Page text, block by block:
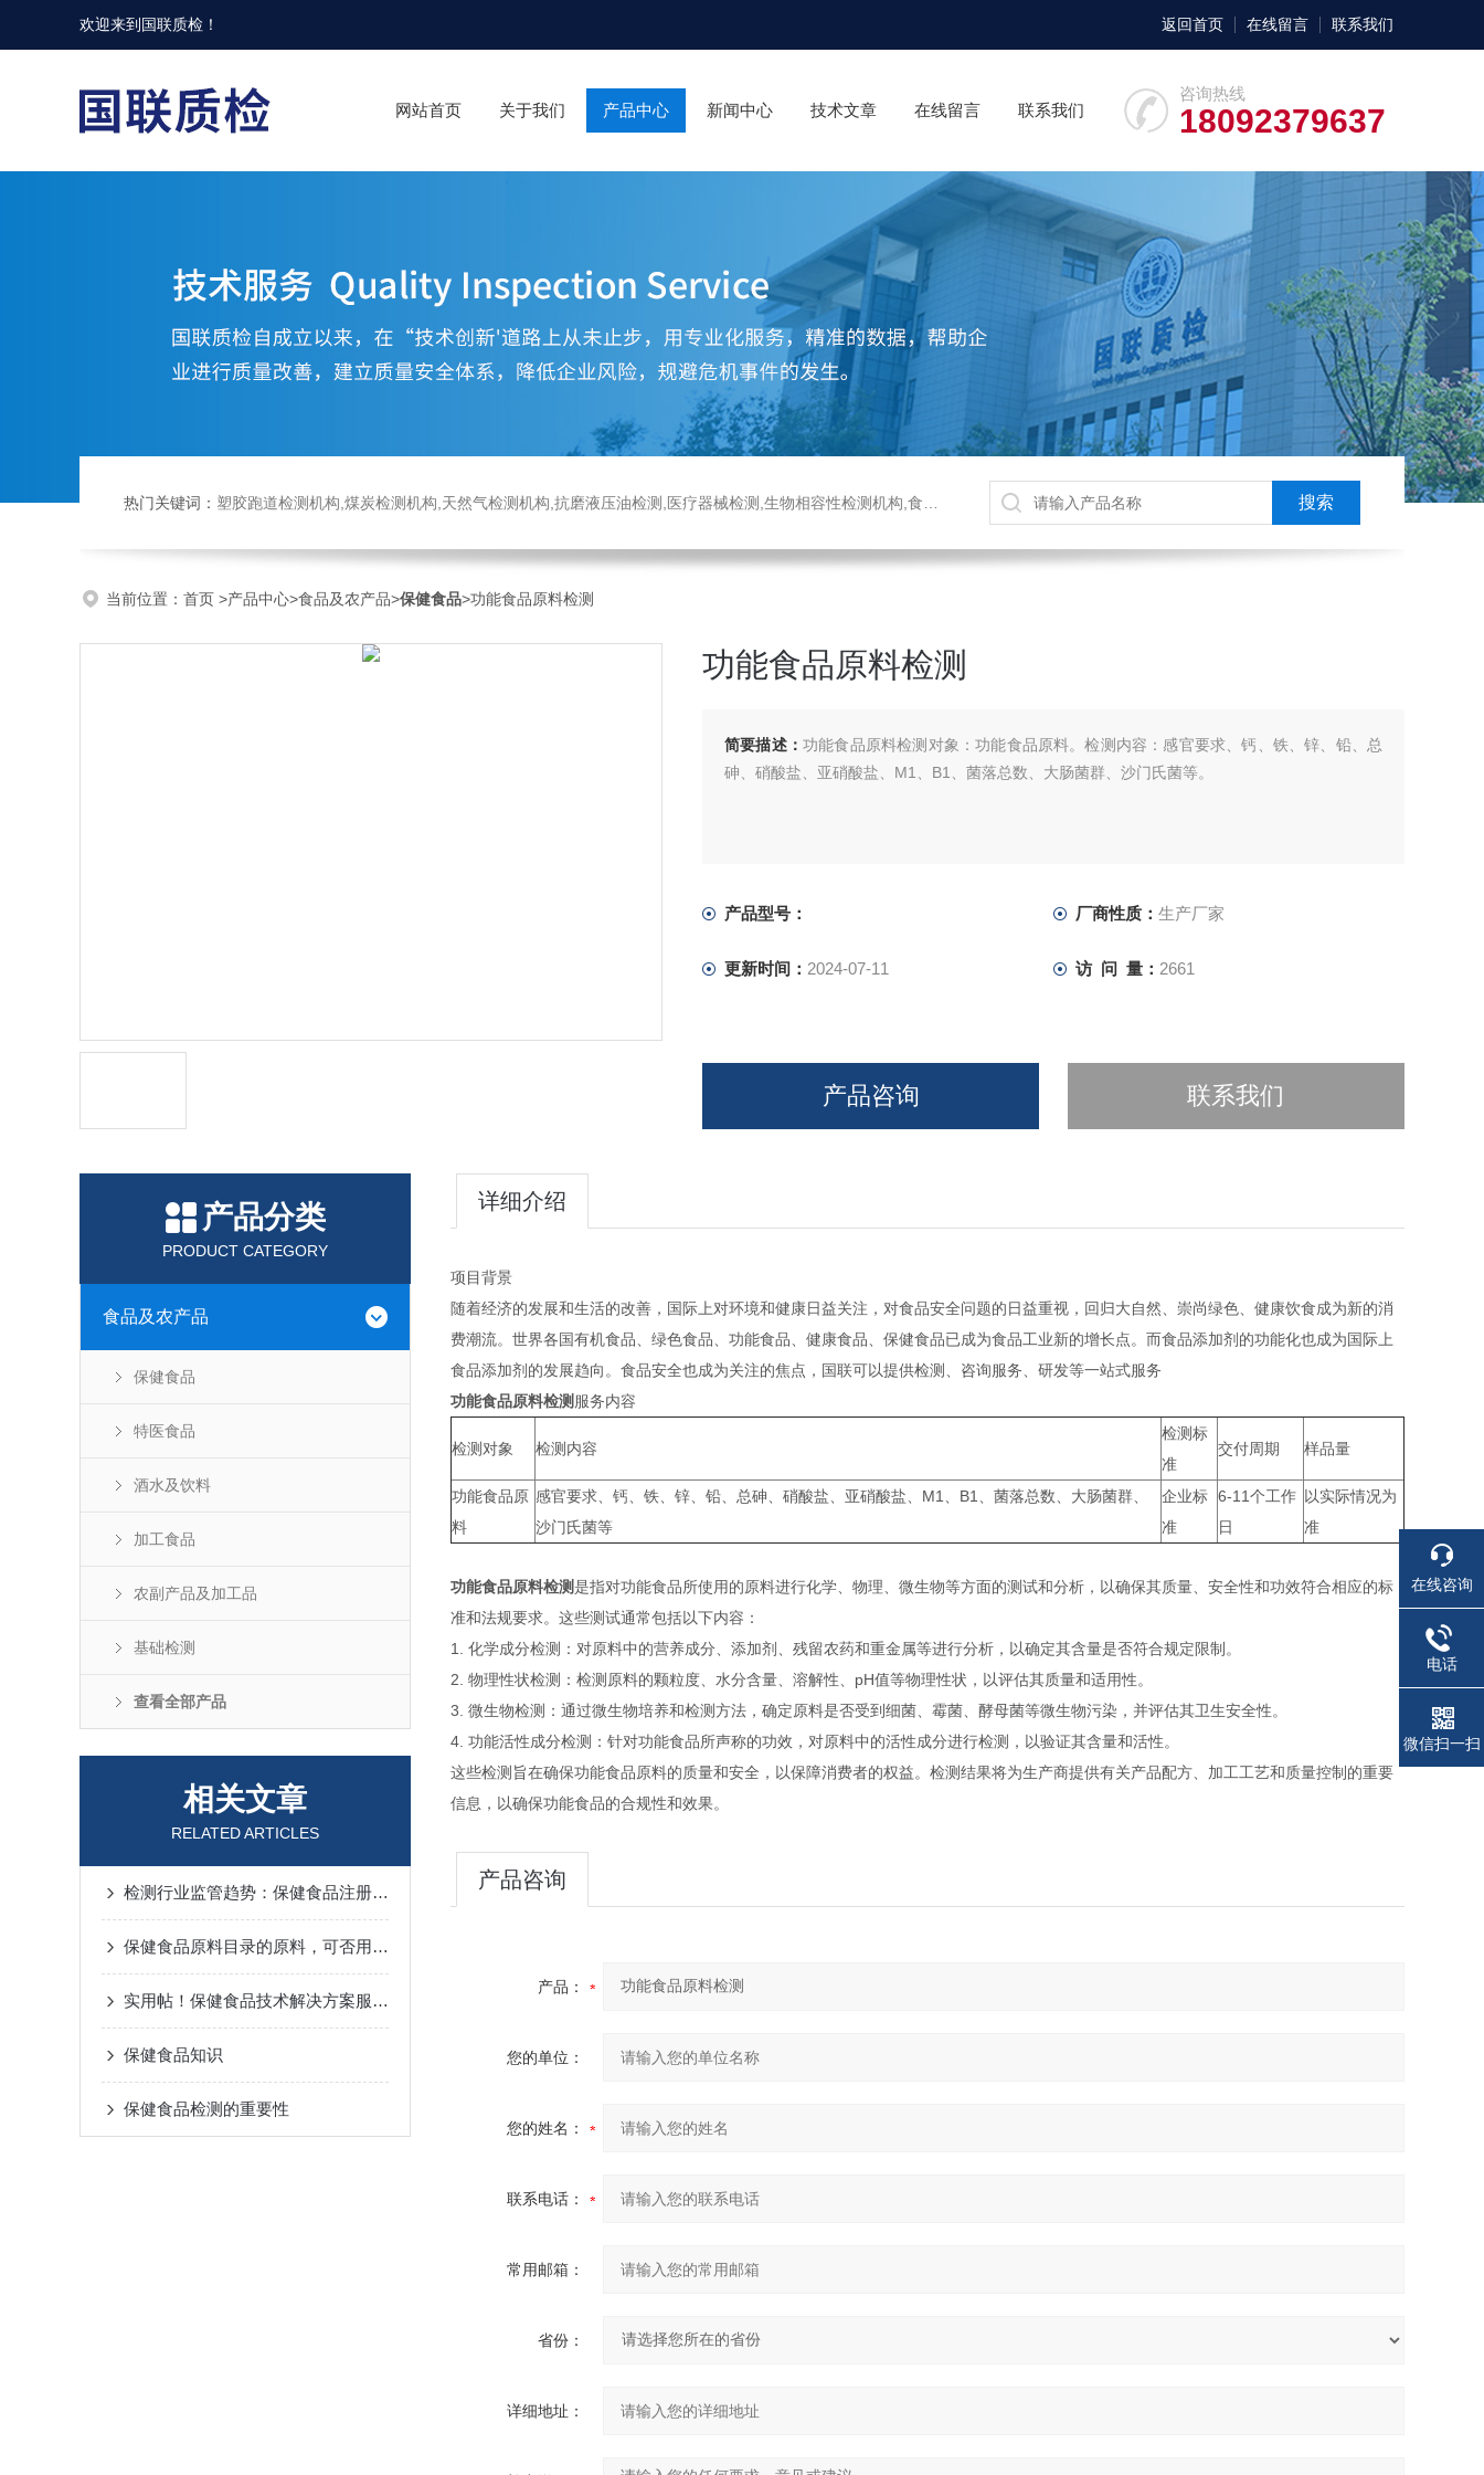
欢迎来到 国联质检 ！ 返回首页 在线留言 联系我们
咨询热线
18092379637
网站首页 关于我们 产品中心 新闻中心 技术文章 在线留言 联系我们
热门关键词： 塑胶跑道检测机构,煤炭检测机构,天然气检测机构,抗磨液压油检测,医疗器械检测,生物相容性检测机构,食品药品检测中心,消毒液检测,工程材料检测公司,不锈钢材质检测机构
当前位置： 首页 >产品中心>食品及农产品>保健食品>功能食品原料检测
功能食品原料检测
简要描述： 功能食品原料检测对象：功能食品原料。检测内容：感官要求、钙、铁、锌、铅、总
砷、硝酸盐、亚硝酸盐、M1、B1、菌落总数、大肠菌群、沙门氏菌等。
产品型号： 厂商性质： 生产厂家
更新时间： 2024-07-11 访 问 量： 2661
产品咨询 联系我们
产品分类
PRODUCT CATEGORY
食品及农产品
保健食品
特医食品
酒水及饮料
加工食品
农副产品及加工品
基础检测
查看全部产品
相关文章
RELATED ARTICLES
检测行业监管趋势：保健食品注册服务合规要求与趋势解析
保健食品原料目录的原料，可否用于普通食品生产？
实用帖！保健食品技术解决方案服务一览！
保健食品知识
保健食品检测的重要性
详细介绍
项目背景
随着经济的发展和生活的改善，国际上对环境和健康日益关注，对食品安全问题的日益重视，回归大自然、崇尚绿色、健康饮食成为新的消
费潮流。世界各国有机食品、绿色食品、功能食品、健康食品、保健食品已成为食品工业新的增长点。而食品添加剂的功能化也成为国际上
食品添加剂的发展趋向。食品安全也成为关注的焦点，国联可以提供检测、咨询服务、研发等一站式服务
功能食品原料检测服务内容
检测对象 检测内容
检测标
准
交付周期 样品量
功能食品原
料
感官要求、钙、铁、锌、铅、总砷、硝酸盐、亚硝酸盐、M1、B1、菌落总数、大肠菌群、
沙门氏菌等
企业标
准
6-11个工作
日
以实际情况为
准
功能食品原料检测是指对功能食品所使用的原料进行化学、物理、微生物等方面的测试和分析，以确保其质量、安全性和功效符合相应的标
准和法规要求。这些测试通常包括以下内容：
1. 化学成分检测：对原料中的营养成分、添加剂、残留农药和重金属等进行分析，以确定其含量是否符合规定限制。
2. 物理性状检测：检测原料的颗粒度、水分含量、溶解性、pH值等物理性状，以评估其质量和适用性。
3. 微生物检测：通过微生物培养和检测方法，确定原料是否受到细菌、霉菌、酵母菌等微生物污染，并评估其卫生安全性。
4. 功能活性成分检测：针对功能食品所声称的功效，对原料中的活性成分进行检测，以验证其含量和活性。
这些检测旨在确保功能食品原料的质量和安全，以保障消费者的权益。检测结果将为生产商提供有关产品配方、加工工艺和质量控制的重要
信息，以确保功能食品的合规性和效果。
产品咨询
产品：
您的单位：
您的姓名：
联系电话：
常用邮箱：
省份：
详细地址：
在线咨询
电话
微信扫一扫